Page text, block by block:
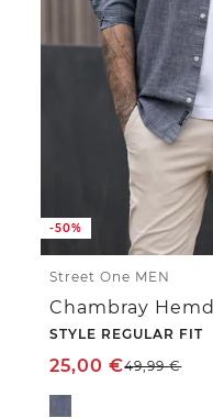
-50%
Street One MEN
Chambray Hemd
STYLE REGULAR FIT
25,00€49,99€